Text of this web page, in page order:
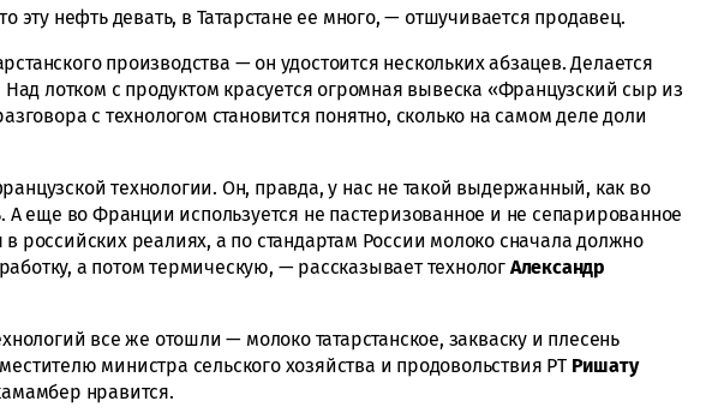
эту нефть девать, в Татарстане ее много, — отшучивается продавец.
производства — он удостоится нескольких абзацев. Делается
Над лотком с продуктом красуется огромная вывеска «Французский сыр из
с технологом становится понятно, сколько на самом деле доли
технологии. Он, правда, у нас не такой выдержанный, как во
А еще во Франции используется не пастеризованное и не сепарированное
российских реалиях, а по стандартам России молоко сначала должно
а потом термическую, — рассказывает технолог Александр
все же отошли — молоко татарстанское, закваску и плесень
министра сельского хозяйства и продовольствия РТ Ришату
нравится.